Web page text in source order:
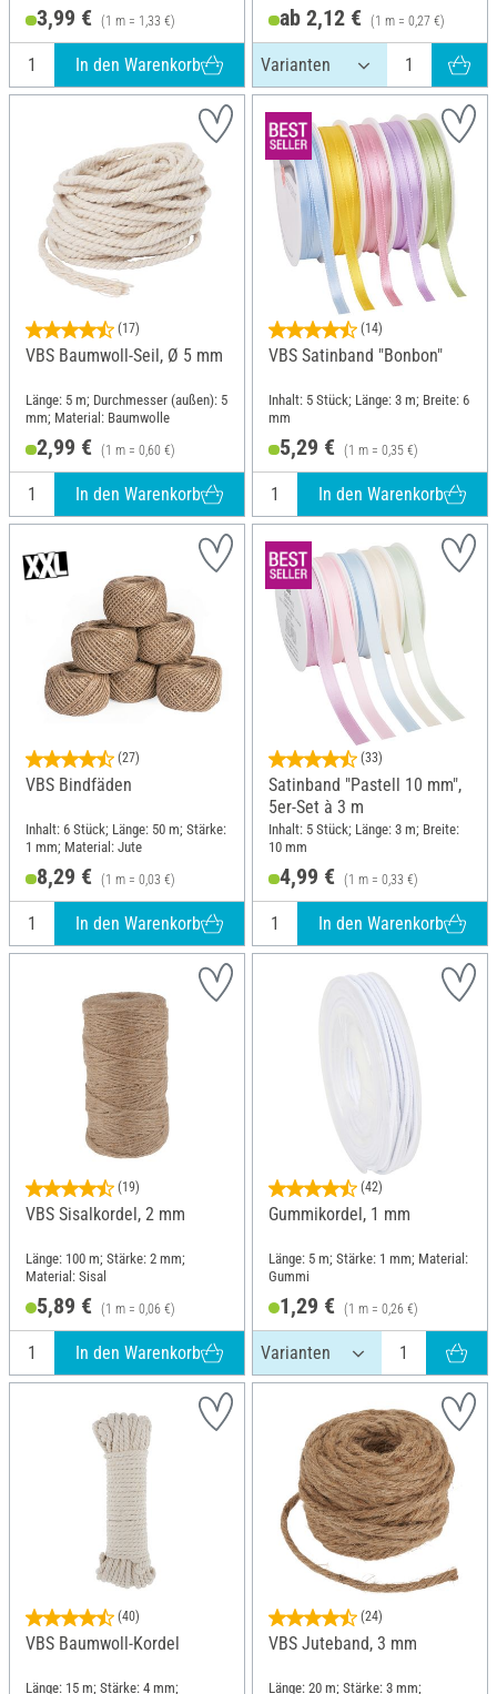
3,99 € (1 m = 1,33 €)
In den Warenkorb
ab 2,12 € (1 m = 0,27 €)
(17)
VBS Baumwoll-Seil, Ø 5 mm
Länge: 5 m; Durchmesser (außen): 5
mm; Material: Baumwolle
2,99 € (1 m = 0,60 €)
In den Warenkorb
(14)
VBS Satinband "Bonbon"
Inhalt: 5 Stück; Länge: 3 m; Breite: 6
mm
5,29 € (1 m = 0,35 €)
In den Warenkorb
(27)
VBS Bindfäden
Inhalt: 6 Stück; Länge: 50 m; Stärke:
1 mm; Material: Jute
8,29 € (1 m = 0,03 €)
In den Warenkorb
(33)
Satinband "Pastell 10 mm",
5er-Set à 3 m
Inhalt: 5 Stück; Länge: 3 m; Breite:
10 mm
4,99 € (1 m = 0,33 €)
In den Warenkorb
(19)
VBS Sisalkordel, 2 mm
Länge: 100 m; Stärke: 2 mm;
Material: Sisal
5,89 € (1 m = 0,06 €)
In den Warenkorb
(42)
Gummikordel, 1 mm
Länge: 5 m; Stärke: 1 mm; Material:
Gummi
1,29 € (1 m = 0,26 €)
(40)
VBS Baumwoll-Kordel
Länge: 15 m; Stärke: 4 mm;
(24)
VBS Juteband, 3 mm
Länge: 20 m; Stärke: 3 mm;